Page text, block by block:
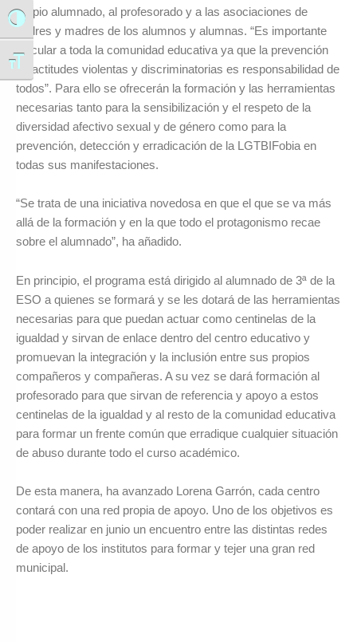
Alternar alto contraste
Alternar tamaño de letra
propio alumnado, al profesorado y a las asociaciones de
padres y madres de los alumnos y alumnas. “Es importante
vincular a toda la comunidad educativa ya que la prevención
de actitudes violentas y discriminatorias es responsabilidad de
todos”. Para ello se ofrecerán la formación y las herramientas
necesarias tanto para la sensibilización y el respeto de la
diversidad afectivo sexual y de género como para la
prevención, detección y erradicación de la LGTBIFobia en
todas sus manifestaciones.
“Se trata de una iniciativa novedosa en que el que se va más
allá de la formación y en la que todo el protagonismo recae
sobre el alumnado”, ha añadido.
En principio, el programa está dirigido al alumnado de 3ª de la
ESO a quienes se formará y se les dotará de las herramientas
necesarias para que puedan actuar como centinelas de la
igualdad y sirvan de enlace dentro del centro educativo y
promuevan la integración y la inclusión entre sus propios
compañeros y compañeras. A su vez se dará formación al
profesorado para que sirvan de referencia y apoyo a estos
centinelas de la igualdad y al resto de la comunidad educativa
para formar un frente común que erradique cualquier situación
de abuso durante todo el curso académico.
De esta manera, ha avanzado Lorena Garrón, cada centro
contará con una red propia de apoyo. Uno de los objetivos es
poder realizar en junio un encuentro entre las distintas redes
de apoyo de los institutos para formar y tejer una gran red
municipal.